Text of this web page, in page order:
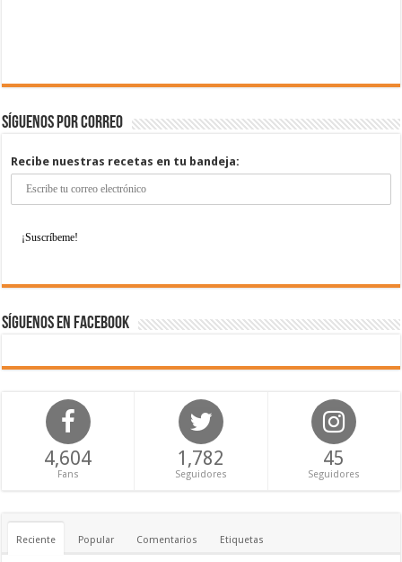
Síguenos por correo
Recibe nuestras recetas en tu bandeja:
Síguenos en Facebook
4,604
Fans
1,782
Seguidores
45
Seguidores
Reciente Popular Comentarios Etiquetas